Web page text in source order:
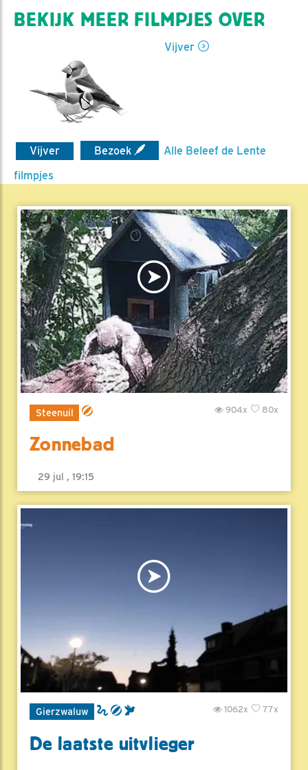
BEKIJK MEER FILMPJES OVER
Vijver
Vijver Bezoek
Alle Beleef de Lente
filmpjes
Steenuil 80x
904x
Zonnebad
29 jul , 19:15
Gierzwaluw 77x
1062x
De laatste uitvlieger